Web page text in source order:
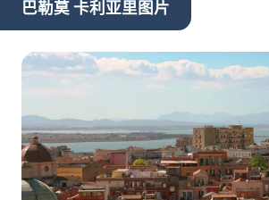
巴勒莫 卡利亚里图片